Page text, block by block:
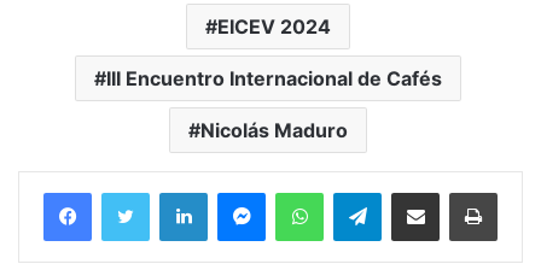
EICEV 2024
III Encuentro Internacional de Cafés
Nicolás Maduro
FacebookTwitter LinkedInMessengerWhatsAppTelegramCompartir por correo electrónico